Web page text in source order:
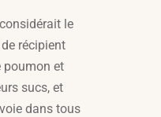
le
récipient
poumon et
sucs, et
dans tous